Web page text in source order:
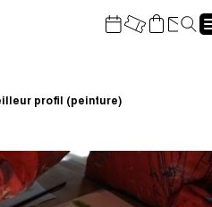
les cookies
la
page
profil (peinture)